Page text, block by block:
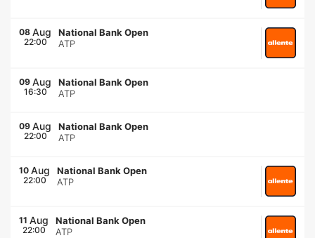
08 Aug
22:00
National Bank Open
ATP
09 Aug
16:30
National Bank Open
ATP
09 Aug
22:00
National Bank Open
ATP
10 Aug
22:00
National Bank Open
ATP
11 Aug
22:00
National Bank Open
ATP